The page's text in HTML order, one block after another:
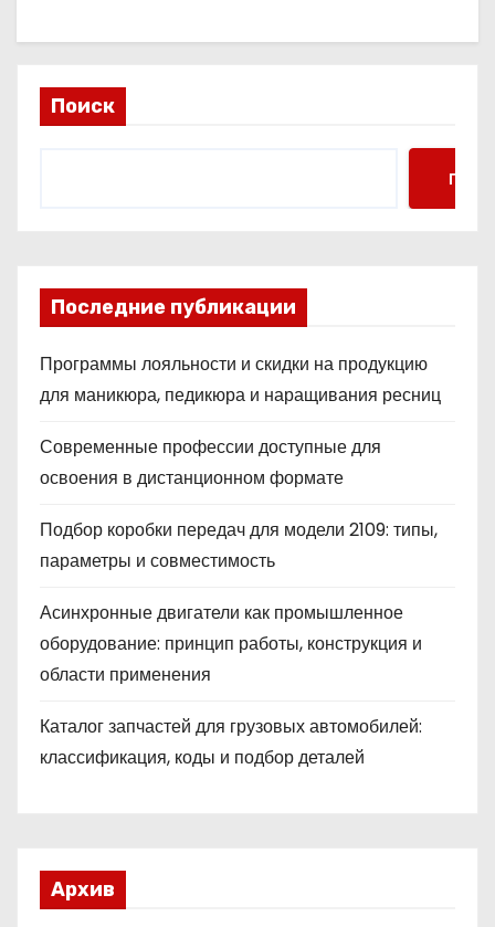
Поиск
Поиск
Последние публикации
Программы лояльности и скидки на продукцию
для маникюра, педикюра и наращивания ресниц
Современные профессии доступные для
освоения в дистанционном формате
Подбор коробки передач для модели 2109: типы,
параметры и совместимость
Асинхронные двигатели как промышленное
оборудование: принцип работы, конструкция и
области применения
Каталог запчастей для грузовых автомобилей:
классификация, коды и подбор деталей
Архив